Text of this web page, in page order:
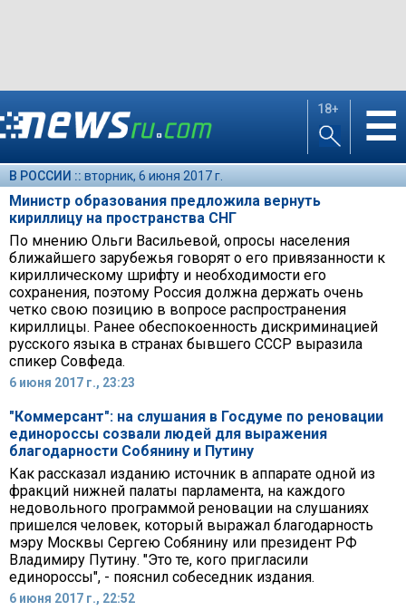
18+ ☰
В РОССИИ :: вторник, 6 июня 2017 г.
Министр образования предложила вернуть
кириллицу на пространства СНГ
По мнению Ольги Васильевой, опросы населения
ближайшего зарубежья говорят о его привязанности к
кириллическому шрифту и необходимости его
сохранения, поэтому Россия должна держать очень
четко свою позицию в вопросе распространения
кириллицы. Ранее обеспокоенность дискриминацией
русского языка в странах бывшего СССР выразила
спикер Совфеда.
6 июня 2017 г., 23:23
"Коммерсант": на слушания в Госдуме по реновации
единороссы созвали людей для выражения
благодарности Собянину и Путину
Как рассказал изданию источник в аппарате одной из
фракций нижней палаты парламента, на каждого
недовольного программой реновации на слушаниях
пришелся человек, который выражал благодарность
мэру Москвы Сергею Собянину или президент РФ
Владимиру Путину. "Это те, кого пригласили
единороссы", - пояснил собеседник издания.
6 июня 2017 г., 22:52